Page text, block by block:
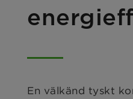
En välkänd tyskt